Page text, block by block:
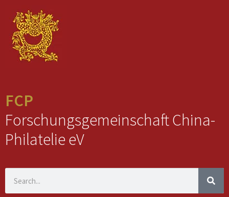
FCP
Forschungsgemeinschaft China-
Philatelie eV